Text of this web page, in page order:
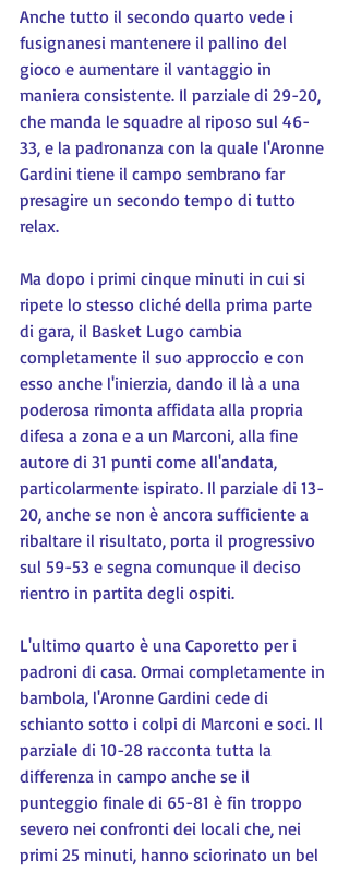
Anche tutto il secondo quarto vede i
fusignanesi mantenere il pallino del
gioco e aumentare il vantaggio in
maniera consistente. Il parziale di 29-20,
che manda le squadre al riposo sul 46-
33, e la padronanza con la quale l'Aronne
Gardini tiene il campo sembrano far
presagire un secondo tempo di tutto
relax.
Ma dopo i primi cinque minuti in cui si
ripete lo stesso cliché della prima parte
di gara, il Basket Lugo cambia
completamente il suo approccio e con
esso anche l'inierzia, dando il là a una
poderosa rimonta affidata alla propria
difesa a zona e a un Marconi, alla fine
autore di 31 punti come all'andata,
particolarmente ispirato. Il parziale di 13-
20, anche se non è ancora sufficiente a
ribaltare il risultato, porta il progressivo
sul 59-53 e segna comunque il deciso
rientro in partita degli ospiti.
L'ultimo quarto è una Caporetto per i
padroni di casa. Ormai completamente in
bambola, l'Aronne Gardini cede di
schianto sotto i colpi di Marconi e soci. Il
parziale di 10-28 racconta tutta la
differenza in campo anche se il
punteggio finale di 65-81 è fin troppo
severo nei confronti dei locali che, nei
primi 25 minuti, hanno sciorinato un bel